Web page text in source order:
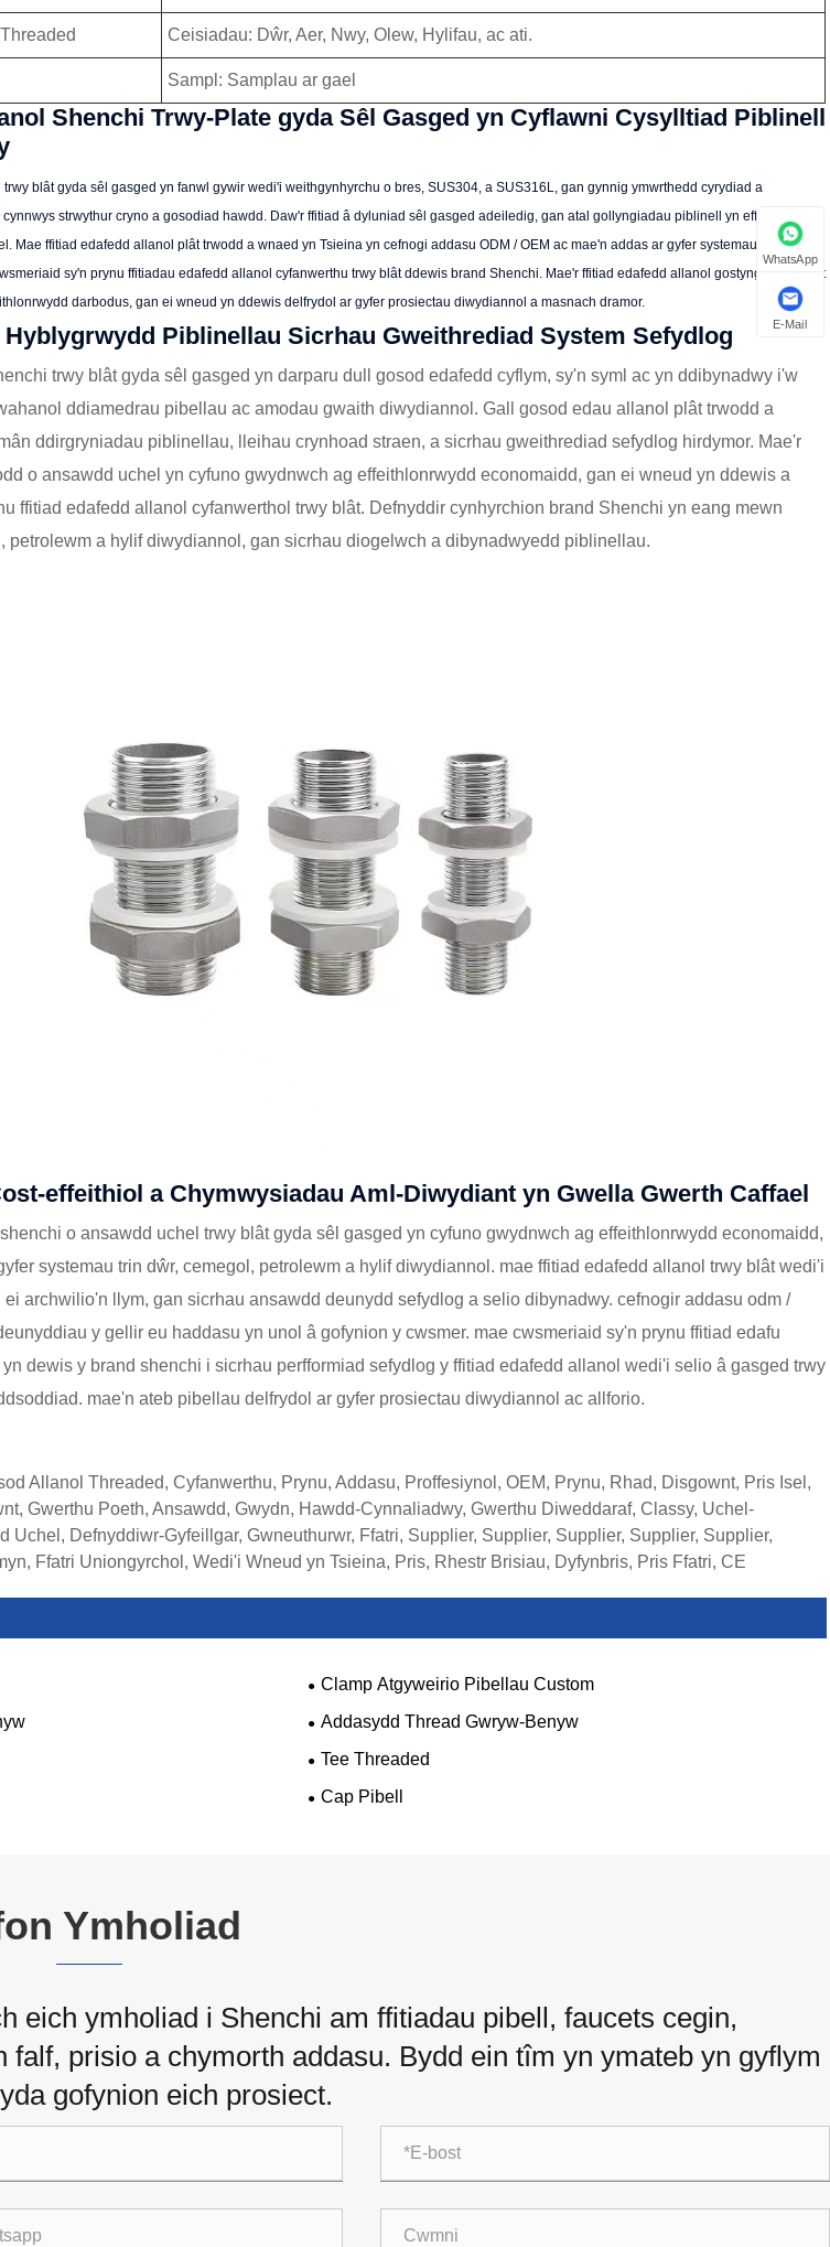
Ceisiadau: Dŵr, Aer, Nwy, Olew, Hylifau, ac ati.
Sampl: Samplau ar gael
Shenchi Trwy-Plate gyda Sêl Gasged yn Cyflawni Cysylltiad Piblinell
blât gyda sêl gasged yn fanwl gywir wedi'i weithgynhyrchu o bres, SUS304, a SUS316L, gan gynnig ymwrthedd cyrydiad a
strwythur cryno a gosodiad hawdd. Daw'r ffitiad â dyluniad sêl gasged adeiledig, gan atal gollyngiadau piblinell yn effeithiol a
Mae ffitiad edafedd allanol plât trwodd a wnaed yn Tsieina yn cefnogi addasu ODM / OEM ac mae'n addas ar gyfer systemau pibellau
sy'n prynu ffitiadau edafedd allanol cyfanwerthu trwy blât ddewis brand Shenchi. Mae'r ffitiad edafedd allanol gostyngol trwy blât
darbodus, gan ei wneud yn ddewis delfrydol ar gyfer prosiectau diwydiannol a masnach dramor.
Piblinellau Sicrhau Gweithrediad System Sefydlog
trwy blât gyda sêl gasged yn darparu dull gosod edafedd cyflym, sy'n syml ac yn ddibynadwy i'w
ddiamedrau pibellau ac amodau gwaith diwydiannol. Gall gosod edau allanol plât trwodd a
ddirgryniadau piblinellau, lleihau crynhoad straen, a sicrhau gweithrediad sefydlog hirdymor. Mae'r
o ansawdd uchel yn cyfuno gwydnwch ag effeithlonrwydd economaidd, gan ei wneud yn ddewis a
ffitiad edafedd allanol cyfanwerthol trwy blât. Defnyddir cynhyrchion brand Shenchi yn eang mewn
petrolewm a hylif diwydiannol, gan sicrhau diogelwch a dibynadwyedd piblinellau.
effeithiol a Chymwysiadau Aml-Diwydiant yn Gwella Gwerth Caffael
o ansawdd uchel trwy blât gyda sêl gasged yn cyfuno gwydnwch ag effeithlonrwydd economaidd,
systemau trin dŵr, cemegol, petrolewm a hylif diwydiannol. mae ffitiad edafedd allanol trwy blât wedi'i
archwilio'n llym, gan sicrhau ansawdd deunydd sefydlog a selio dibynadwy. cefnogir addasu odm /
y gellir eu haddasu yn unol â gofynion y cwsmer. mae cwsmeriaid sy'n prynu ffitiad edafu
dewis y brand shenchi i sicrhau perfformiad sefydlog y ffitiad edafedd allanol wedi'i selio â gasged trwy
mae'n ateb pibellau delfrydol ar gyfer prosiectau diwydiannol ac allforio.
Allanol Threaded, Cyfanwerthu, Prynu, Addasu, Proffesiynol, OEM, Prynu, Rhad, Disgownt, Pris Isel,
Gwerthu Poeth, Ansawdd, Gwydn, Hawdd-Cynnaliadwy, Gwerthu Diweddaraf, Classy, Uchel-
Uchel, Defnyddiwr-Gyfeillgar, Gwneuthurwr, Ffatri, Supplier, Supplier, Supplier, Supplier, Supplier,
Ffatri Uniongyrchol, Wedi'i Wneud yn Tsieina, Pris, Rhestr Brisiau, Dyfynbris, Pris Ffatri, CE
Clamp Atgyweirio Pibellau Custom
Addasydd Thread Gwryw-Benyw
Tee Threaded
Cap Pibell
Ymholiad
eich ymholiad i Shenchi am ffitiadau pibell, faucets cegin,
falf, prisio a chymorth addasu. Bydd ein tîm yn ymateb yn gyflym
gofynion eich prosiect.
WhatsApp
E-Mail